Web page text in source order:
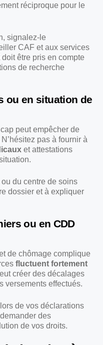
réciproque pour le
signalez-le
CAF et aux services
doit être pris en compte
de recherche
ou en situation de
peut empêcher de
pas à fournir à
et attestations
ou du centre de soins
dossier et à expliquer
ou en CDD
de chômage complique
fluctuent fortement
créer des décalages
versements effectués.
de vos déclarations
des
de vos droits.